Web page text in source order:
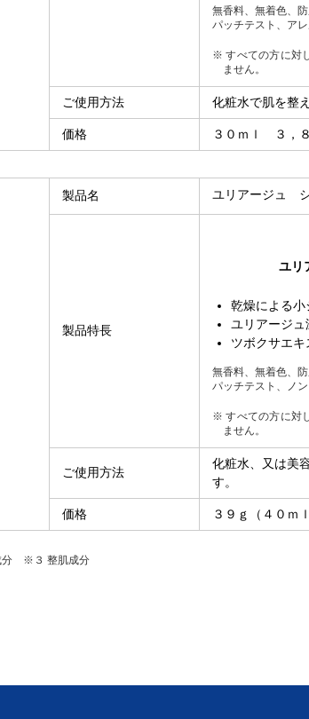
無香料、無着色、
パッチテスト、ア
※ すべての方に対
ません。
ご使用方法 化粧水で肌を整
価格 ３０ｍｌ ３，
製品名 ユリアージュ
製品特長
ユリ
乾燥による小
ユリアージ
ツボクサエキ
無香料、無着色、
パッチテスト、ノ
※ すべての方に対
ません。
ご使用方法
化粧水、又は美
す。
価格 ３９ｇ（４０ｍ
分 ※３ 整肌成分